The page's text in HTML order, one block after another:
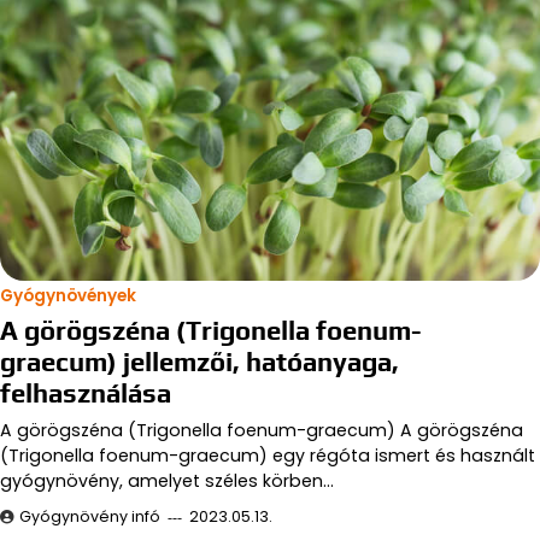
Gyógynövények
A görögszéna (Trigonella foenum-
graecum) jellemzői, hatóanyaga,
felhasználása
A görögszéna (Trigonella foenum-graecum) A görögszéna
(Trigonella foenum-graecum) egy régóta ismert és használt
gyógynövény, amelyet széles körben…
Gyógynövény infó 2023.05.13.